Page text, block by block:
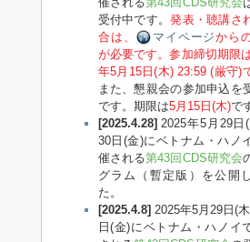
受付中です。発表・聴講さ
合は、
マイページから
が必要です。参加締切期限
年5月15日(木) 23:59 (厳守)
また、懇親会の参加申込を
です。期限は5月15日(木)で
[2025.4.28] 2025年5月29日
30日(金)にベトナム・ハノ
催される第43回CDS研究会
グラム（暫定版）を公開
た。
[2025.4.8] 2025年5月29日(
日(金)にベトナム・ハノイ